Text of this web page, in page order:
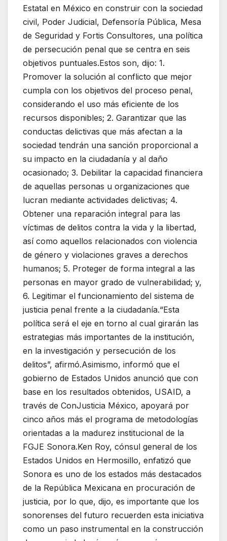
Estatal en México en construir con la sociedad
civil, Poder Judicial, Defensoría Pública, Mesa
de Seguridad y Fortis Consultores, una política
de persecución penal que se centra en seis
objetivos puntuales.Estos son, dijo: 1.
Promover la solución al conflicto que mejor
cumpla con los objetivos del proceso penal,
considerando el uso más eficiente de los
recursos disponibles; 2. Garantizar que las
conductas delictivas que más afectan a la
sociedad tendrán una sanción proporcional a
su impacto en la ciudadanía y al daño
ocasionado; 3. Debilitar la capacidad financiera
de aquellas personas u organizaciones que
lucran mediante actividades delictivas; 4.
Obtener una reparación integral para las
víctimas de delitos contra la vida y la libertad,
así como aquellos relacionados con violencia
de género y violaciones graves a derechos
humanos; 5. Proteger de forma integral a las
personas en mayor grado de vulnerabilidad; y,
6. Legitimar el funcionamiento del sistema de
justicia penal frente a la ciudadanía.“Esta
política será el eje en torno al cual girarán las
estrategias más importantes de la institución,
en la investigación y persecución de los
delitos”, afirmó.Asimismo, informó que el
gobierno de Estados Unidos anunció que con
base en los resultados obtenidos, USAID, a
través de ConJusticia México, apoyará por
cinco años más el programa de metodologías
orientadas a la madurez institucional de la
FGJE Sonora.Ken Roy, cónsul general de los
Estados Unidos en Hermosillo, enfatizó que
Sonora es uno de los estados más destacados
de la República Mexicana en procuración de
justicia, por lo que, dijo, es importante que los
sonorenses del futuro recuerden esta iniciativa
como un paso instrumental en la construcción